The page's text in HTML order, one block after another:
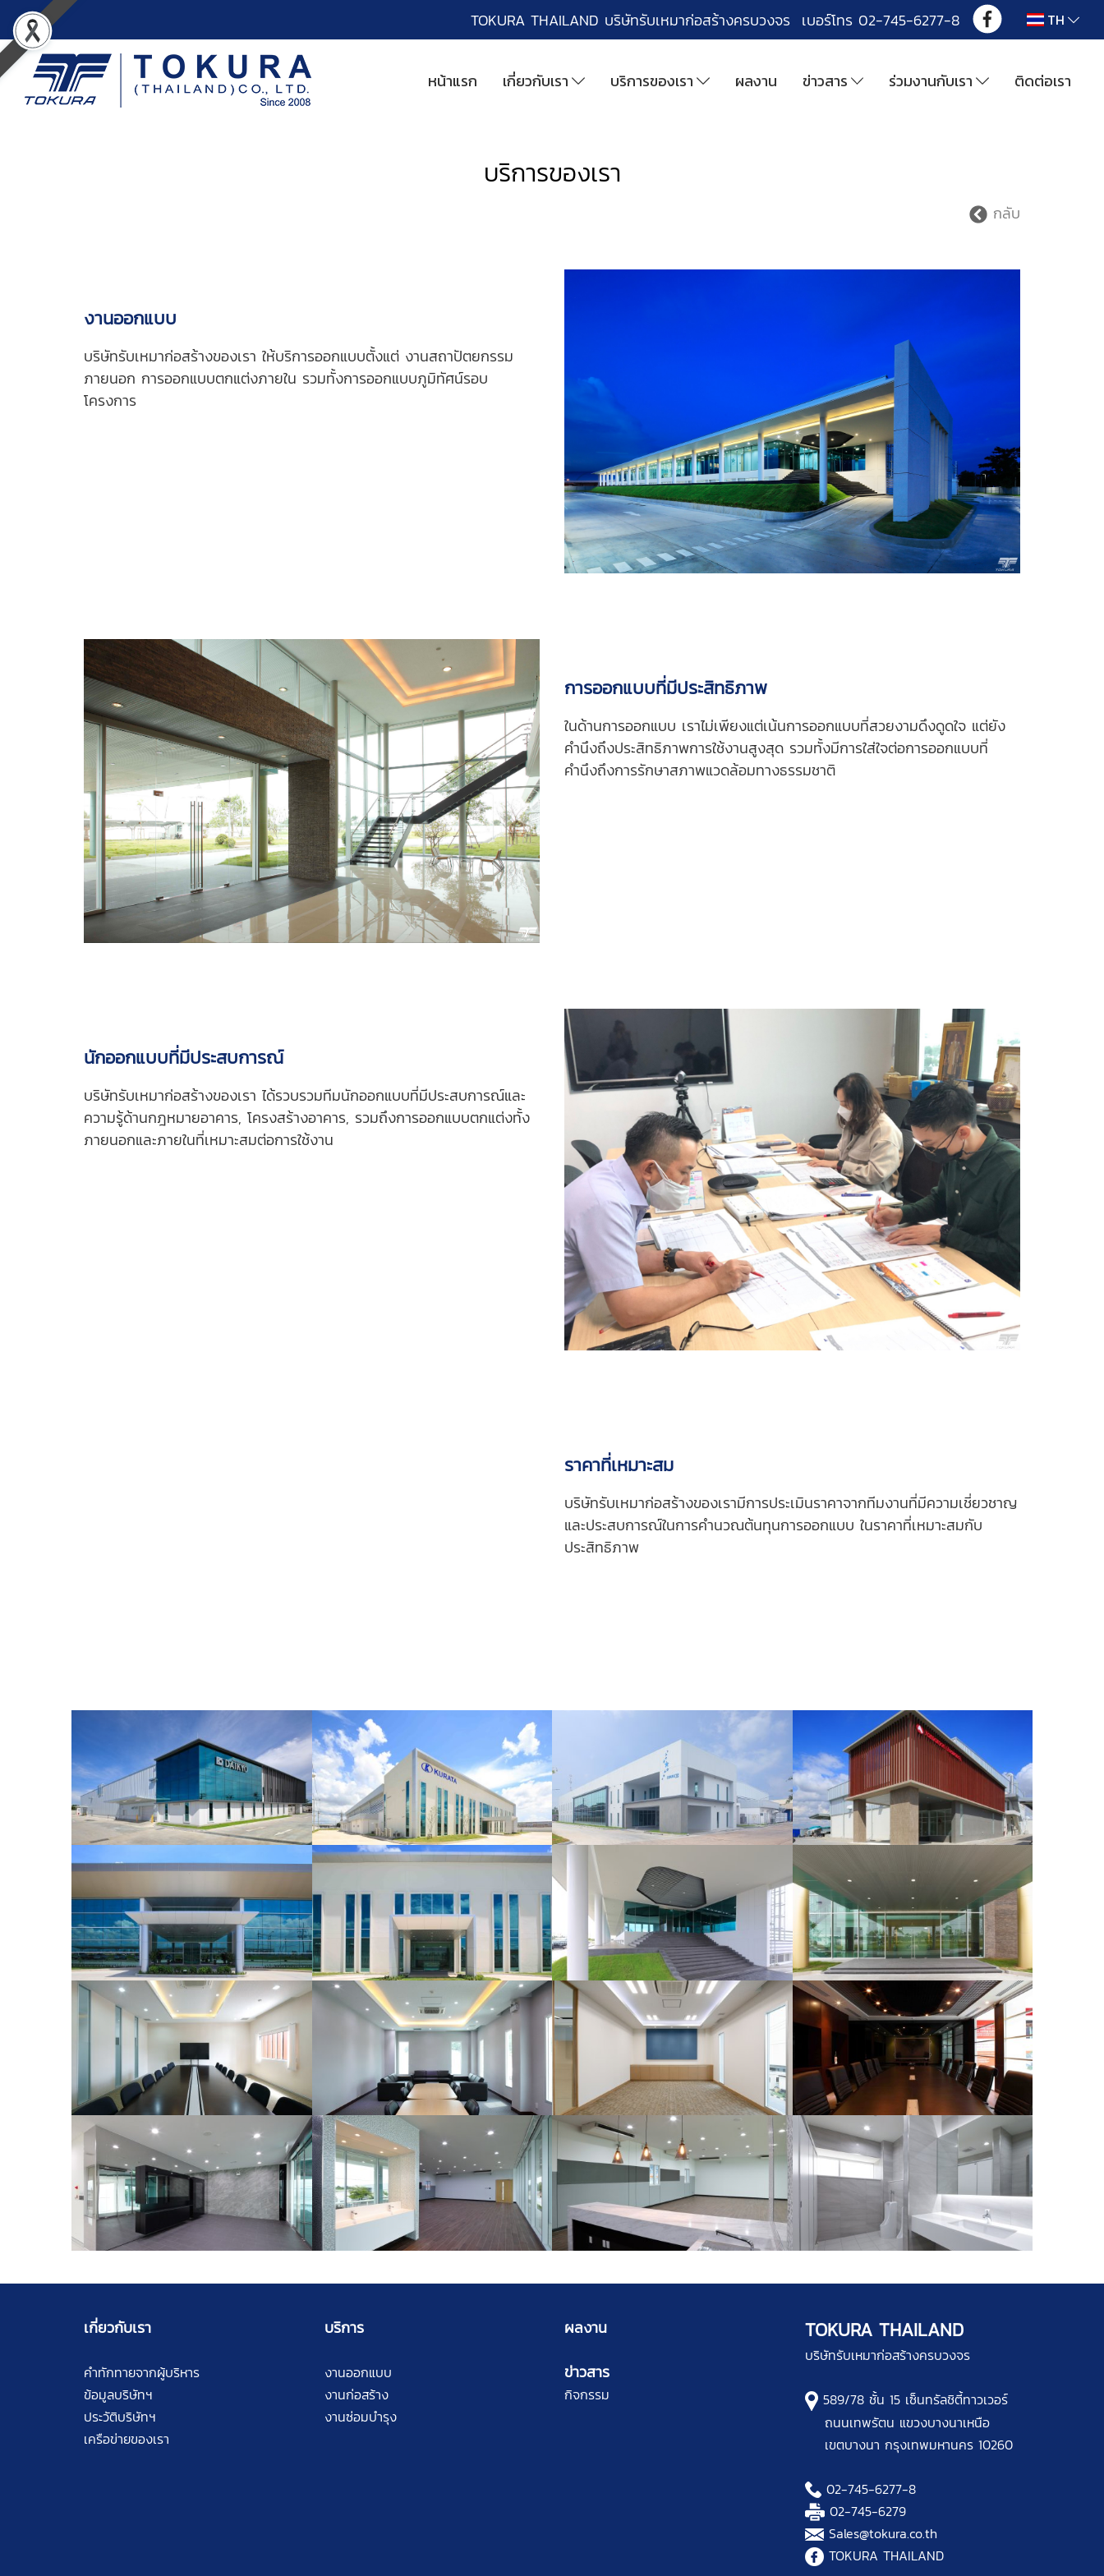
TOKURA THAILAND บริษัทรับเหมาก่อสร้างครบวงจร เบอร์โทร 02-745-6277-8 TH
หน้าแรก เกี่ยวกับเรา บริการของเรา ผลงาน ข่าวสาร ร่วมงานกับเรา ติดต่อเรา
บริการของเรา
กลับ
งานออกแบบ
บริษัทรับเหมาก่อสร้างของเรา ให้บริการออกแบบตั้งแต่ งานสถาปัตยกรรม
ภายนอก การออกแบบตกแต่งภายใน รวมทั้งการออกแบบภูมิทัศน์รอบ
โครงการ
การออกแบบที่มีประสิทธิภาพ
ในด้านการออกแบบ เราไม่เพียงแต่เน้นการออกแบบที่สวยงามดึงดูดใจ แต่ยัง
คำนึงถึงประสิทธิภาพการใช้งานสูงสุด รวมทั้งมีการใส่ใจต่อการออกแบบที่
คำนึงถึงการรักษาสภาพแวดล้อมทางธรรมชาติ
นักออกแบบที่มีประสบการณ์
บริษัทรับเหมาก่อสร้างของเรา ได้รวบรวมทีมนักออกแบบที่มีประสบการณ์และ
ความรู้ด้านกฎหมายอาคาร, โครงสร้างอาคาร, รวมถึงการออกแบบตกแต่งทั้ง
ภายนอกและภายในที่เหมาะสมต่อการใช้งาน
ราคาที่เหมาะสม
บริษัทรับเหมาก่อสร้างของเรามีการประเมินราคาจากทีมงานที่มีความเชี่ยวชาญ
และประสบการณ์ในการคำนวณต้นทุนการออกแบบ ในราคาที่เหมาะสมกับ
ประสิทธิภาพ
เกี่ยวกับเรา
คำทักทายจากผู้บริหาร
ข้อมูลบริษัทฯ
ประวัติบริษัทฯ
เครือข่ายของเรา
บริการ
งานออกแบบ
งานก่อสร้าง
งานซ่อมบำรุง
ผลงาน
ข่าวสาร
กิจกรรม
TOKURA THAILAND
บริษัทรับเหมาก่อสร้างครบวงจร
589/78 ชั้น 15 เซ็นทรัลชิตี้ทาวเวอร์
ถนนเทพรัตน แขวงบางนาเหนือ
เขตบางนา กรุงเทพมหานคร 10260
02-745-6277-8
02-745-6279
Sales@tokura.co.th
TOKURA THAILAND